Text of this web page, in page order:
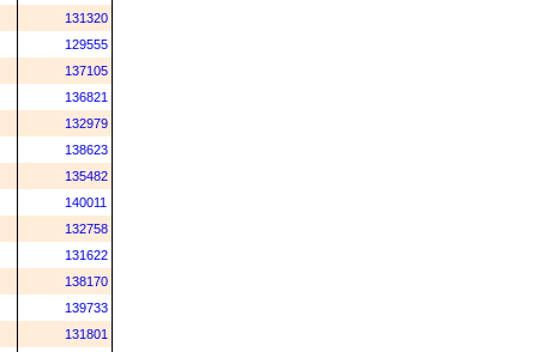
131320
129555
137105
136821
132979
138623
135482
140011
132758
131622
138170
139733
131801